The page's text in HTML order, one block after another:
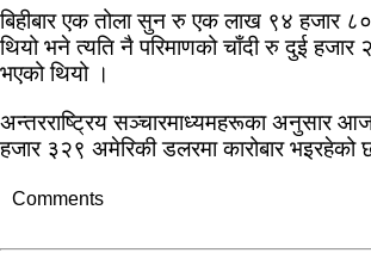
बिहीबार एक तोला सुन रु एक लाख ९४ हजार
थियो भने त्यति नै परिमाणको चाँदी रु दुई
भएको थियो ।
अन्तरराष्ट्रिय सञ्चारमाध्यमहरूका अनुसार
हजार ३२९ अमेरिकी डलरमा कारोबार भइरहेको
Comments